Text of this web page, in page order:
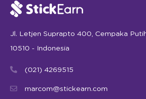
Jl. Letjen Suprapto 400, Cempaka
10510 - Indonesia
(021) 4269515
marcom@stickearn.com